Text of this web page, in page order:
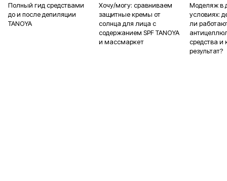
Полный гид средствами
до и после депиляции
TANOYA
Хочу/могу: сравниваем
защитные кремы от
солнца для лица с
содержанием SPF TANOYA
и массмаркет
Моделяж в
условиях:
ли
средства и
результат?